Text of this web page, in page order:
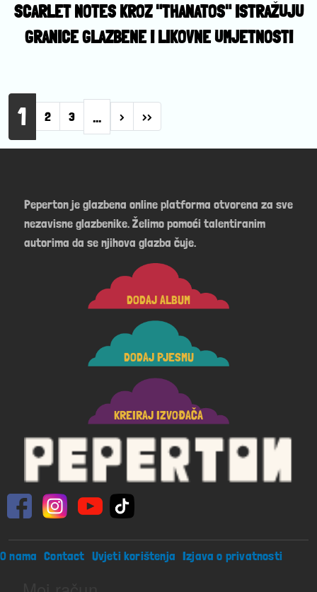
SCARLET NOTES KROZ "THANATOS" ISTRAŽUJU
GRANICE GLAZBENE I LIKOVNE UMJETNOSTI
Pagination
1 2 3 … › Next page
››
Peperton je glazbena online platforma otvorena za sve
nezavisne glazbenike. Želimo pomoći talentiranim
autorima da se njihova glazba čuje.
DODAJ ALBUM
DODAJ PJESMU
KREIRAJ IZVOĐAČA
Footer menu
O nama Contact Uvjeti korištenja Izjava o privatnosti